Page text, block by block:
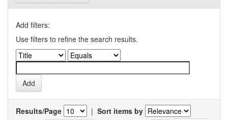
Add filters:
Use filters to refine the search results.
Results/Page | Sort items by